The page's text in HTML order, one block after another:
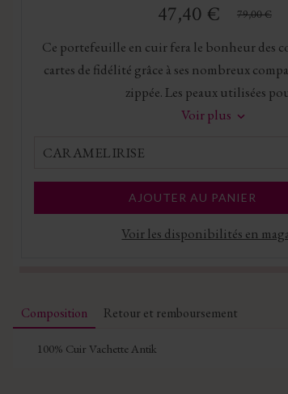
47,40 € 79,00 €
Ce portefeuille en cuir fera le bonheur des
cartes de fidélité grâce à ses nombreux
zippée. Les peaux utilisées
Voir plus
CARAMEL IRISE
AJOUTER AU PANIER
Voir les disponibilités en
Composition Retour et remboursement
100% Cuir Vachette Antik